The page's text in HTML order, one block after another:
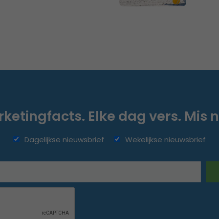
Elke dag vers. Mis
Dagelijkse nieuwsbrief Wekelijkse nieuwsbrief